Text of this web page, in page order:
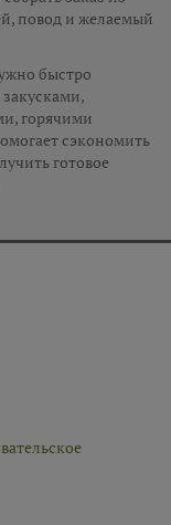
повод и желаемый
быстро
горячими
сэкономить
готовое